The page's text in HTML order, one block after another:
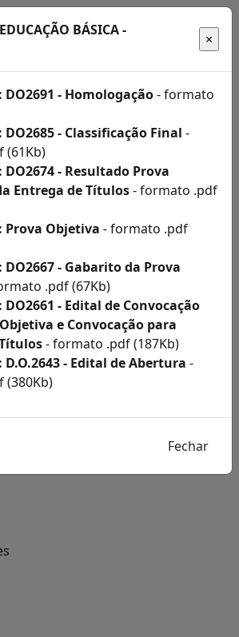
BÁSICA -
DO2691 - Homologação- formato
DO2685 - Classificação Final -
(61Kb)
DO2674 - Resultado Prova
Entrega de Títulos- formato .pdf
Prova Objetiva - formato .pdf
DO2667 - Gabarito da Prova
.pdf (67Kb)
DO2661 - Edital de Convocação
e Convocação para
- formato .pdf (187Kb)
D.O.2643 - Edital de Abertura -